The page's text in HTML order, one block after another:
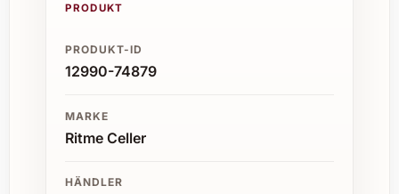
PRODUKT
PRODUKT-ID
12990-74879
MARKE
Ritme Celler
HÄNDLER